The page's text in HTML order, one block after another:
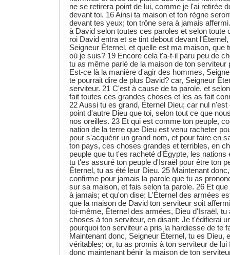
ne se retirera point de lui, comme je l'ai retirée
devant toi. 16 Ainsi ta maison et ton règne
devant tes yeux; ton trône sera à jamais
à David selon toutes ces paroles et selon toute
roi David entra et se tint debout devant
Seigneur Éternel, et quelle est ma maison, que
où je suis? 19 Encore cela t'a-t-il paru peu de
tu as même parlé de la maison de ton serviteur
Est-ce là la manière d'agir des hommes,
te pourrait dire de plus David? car, Seigneur
serviteur. 21 C'est à cause de ta parole, et
fait toutes ces grandes choses et les as fait
22 Aussi tu es grand, Éternel Dieu; car nul
point d'autre Dieu que toi, selon tout ce que
nos oreilles. 23 Et qui est comme ton peuple,
nation de la terre que Dieu est venu racheter
pour s'acquérir un grand nom, et pour faire en
ton pays, ces choses grandes et terribles, en
peuple que tu t'es racheté d'Égypte, les nations
tu t'es assuré ton peuple d'Israël pour être ton
Éternel, tu as été leur Dieu. 25 Maintenant
confirme pour jamais la parole que tu as
sur sa maison, et fais selon ta parole. 26 Et
à jamais; et qu'on dise: L'Éternel des armées
que la maison de David ton serviteur soit
toi-même, Éternel des armées, Dieu d'Israël, tu
choses à ton serviteur, en disant: Je t'édifierai
pourquoi ton serviteur a pris la hardiesse de te
Maintenant donc, Seigneur Éternel, tu es Dieu,
véritables; or, tu as promis à ton serviteur de lui
donc maintenant bénir la maison de ton